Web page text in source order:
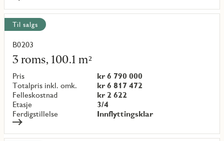
Til salgs
B0203
3 roms, 100.1 m²
Pris
kr 6 790 000
Totalpris inkl. omk.
kr 6 817 472
Felleskostnad
kr 2 622
Etasje
3/4
Ferdigstillelse
Innflyttingsklar
Les
mer
om
objekt
{objectNumber}